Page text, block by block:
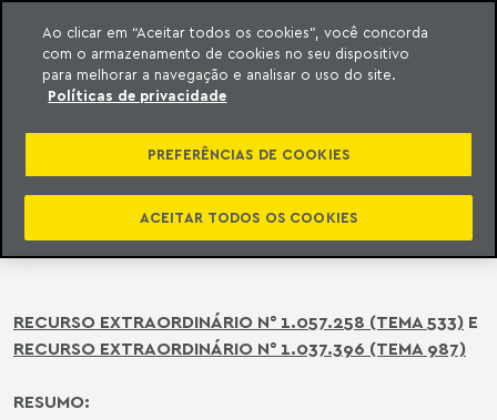
o conteúdo
Meyer
PROVEDORES DE APLICATIVOS OU
DE FERRAMENTAS DE INTERNET POR
CONTEÚDO GERADO PELOS
USUÁRIOS
RECURSO EXTRAORDINÁRIO N° 1.057.258 (TEMA 533) E
RECURSO EXTRAORDINÁRIO N° 1.037.396 (TEMA 987)
RESUMO:
Ao clicar em “Aceitar todos os cookies”, você concorda
com o armazenamento de cookies no seu dispositivo
para melhorar a navegação e analisar o uso do site.
Políticas de privacidade
PREFERÊNCIAS DE COOKIES
ACEITAR TODOS OS COOKIES